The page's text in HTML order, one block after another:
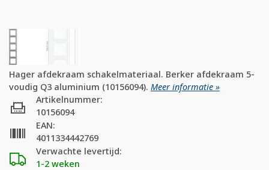
Hager afdekraam schakelmateriaal. Berker afdekraam 5-
voudig Q3 aluminium (10156094). Meer informatie »
Verwachte levertijd:
1-2 weken
Artikelnummer:
10156094
EAN:
4011334442769